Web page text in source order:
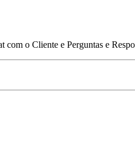
com o Cliente e Perguntas e